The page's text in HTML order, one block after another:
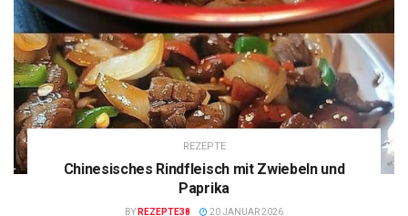
REZEPTE
Chinesisches Rindfleisch mit Zwiebeln und
Paprika
BY REZEPTE38 20 JANUAR 2026